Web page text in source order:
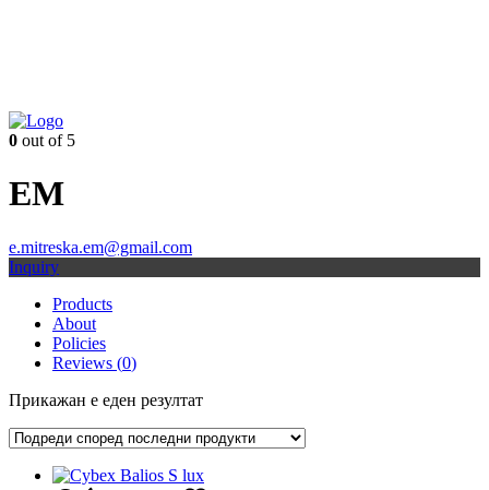
0 out of 5
EM
e.mitreska.em@gmail.com
Inquiry
Products
About
Policies
Reviews (0)
Прикажан е еден резултат